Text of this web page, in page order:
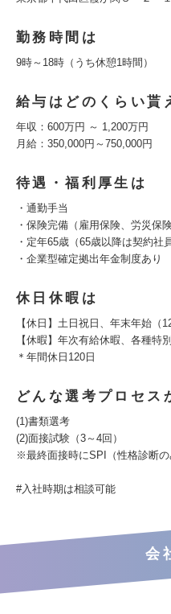
勤務時間は
9時～18時（うち休憩1時間）
給与はどのくらい貰
年収：600万円 ～ 1,200万円
月給：350,000円～750,000円
待遇・福利厚生は
・通勤手当
・保険完備（雇用保険、労災保
・定年65歳（65歳以降は契約社
・企業型確定拠出年金制度あり
休日休暇は
【休日】土日祝日、年末年始
【休暇】年次有給休暇、各種特
＊年間休日120日
どんな選考プロセス
(1)書類選考
(2)面接試験（3～4回）
※最終面接時にSPI（性格診断
#入社時期は相談可能
会